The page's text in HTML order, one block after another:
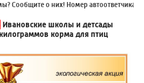
о них! Номер автоответчика:8
Ивановские школы и детсады
корма для птиц